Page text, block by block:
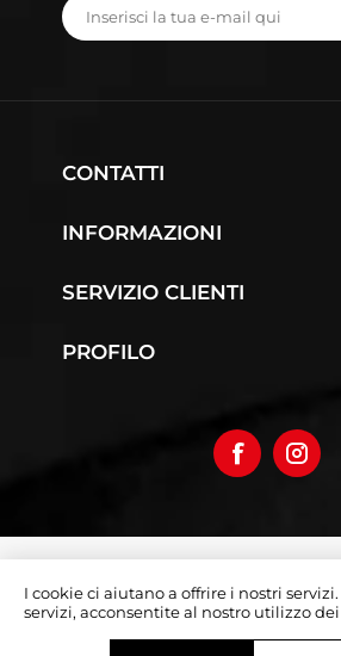
CONTATTI
INFORMAZIONI
SERVIZIO CLIENTI
PROFILO
Partita Iva 03019070642
Designed bye-direct.it
I cookie ci aiutano a offrire i nostri
servizi, acconsentite al nostro utilizzo